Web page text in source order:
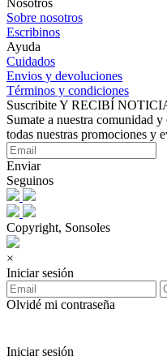
Nosotros
Sobre nosotros
Escribinos
Ayuda
Cuidados
Envios y devoluciones
Términos y condiciones
Suscribite Y RECIBÍ
Sumate a nuestra comunidad y
todas nuestras promociones y
Enviar
Seguinos
Copyright, Sonsoles
×
Iniciar sesión
Olvidé mi contraseña
Iniciar sesión